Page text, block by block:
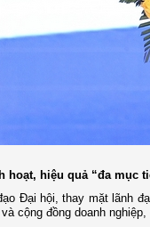
hoạt, hiệu quả “đa mục
Đại hội, thay mặt lãnh
cộng đồng doanh